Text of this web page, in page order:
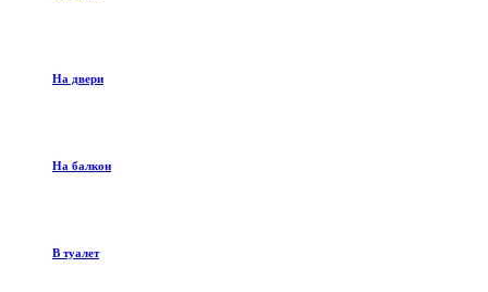
На двери
На балкон
В туалет